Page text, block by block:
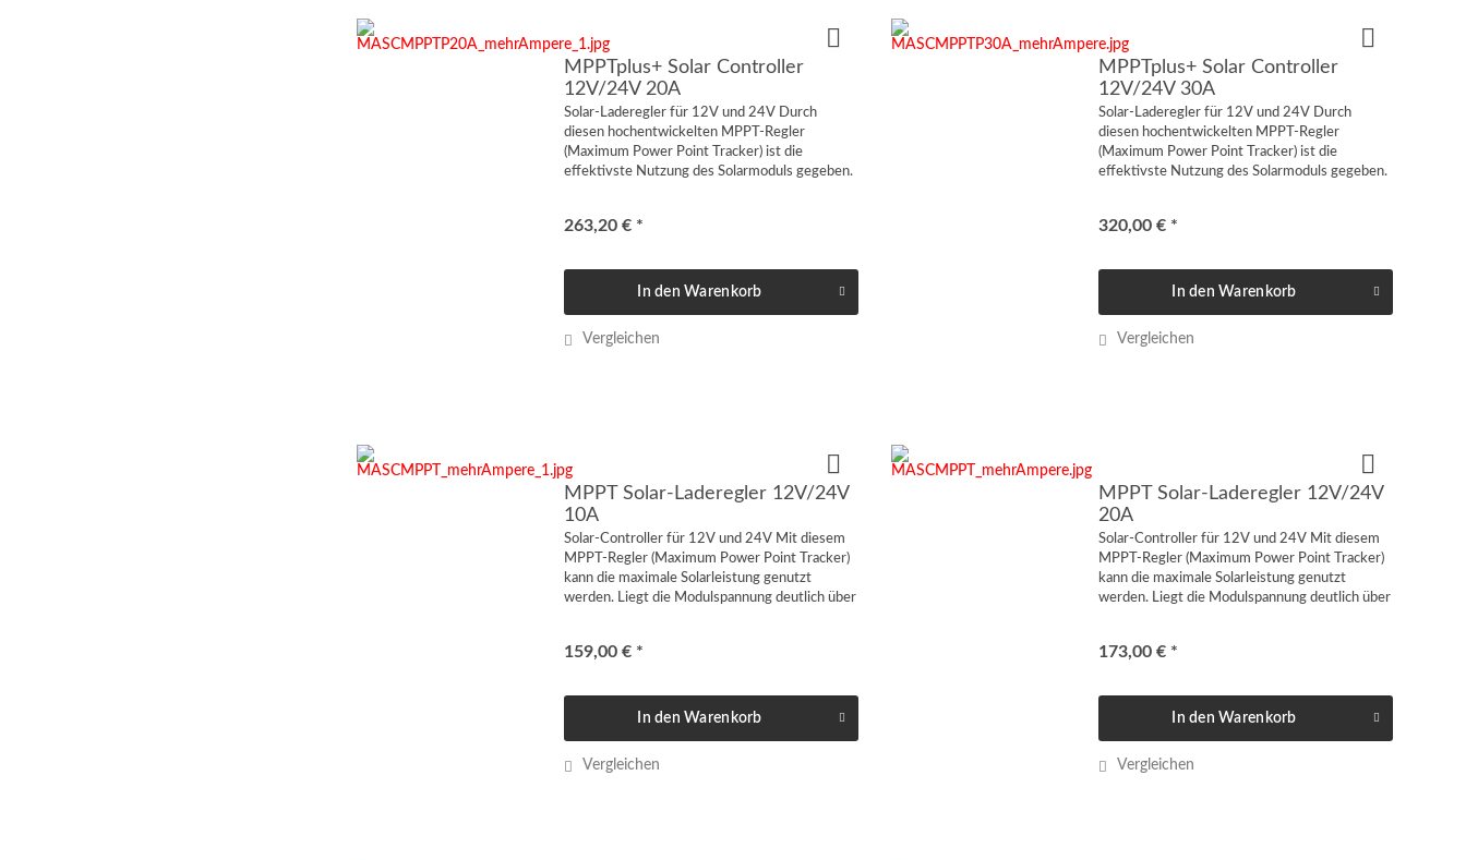
MPPTplus+ Solar Controller
12V/24V 20A
Solar-Laderegler für 12V und 24V Durch
diesen hochentwickelten MPPT-Regler
(Maximum Power Point Tracker) ist die
effektivste Nutzung des Solarmoduls gegeben.
263,20 € *
In den Warenkorb
Vergleichen
MPPTplus+ Solar Controller
12V/24V 30A
Solar-Laderegler für 12V und 24V Durch
diesen hochentwickelten MPPT-Regler
(Maximum Power Point Tracker) ist die
effektivste Nutzung des Solarmoduls gegeben.
320,00 € *
In den Warenkorb
Vergleichen
MPPT Solar-Laderegler 12V/24V
10A
Solar-Controller für 12V und 24V Mit diesem
MPPT-Regler (Maximum Power Point Tracker)
kann die maximale Solarleistung genutzt
werden. Liegt die Modulspannung deutlich über
159,00 € *
In den Warenkorb
Vergleichen
MPPT Solar-Laderegler 12V/24V
20A
Solar-Controller für 12V und 24V Mit diesem
MPPT-Regler (Maximum Power Point Tracker)
kann die maximale Solarleistung genutzt
werden. Liegt die Modulspannung deutlich über
173,00 € *
In den Warenkorb
Vergleichen